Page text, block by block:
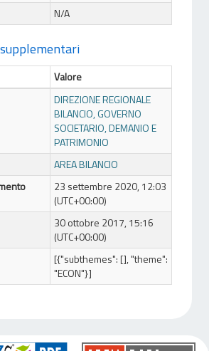
N/A
Valore
DIREZIONE REGIONALE
BILANCIO, GOVERNO
SOCIETARIO, DEMANIO E
PATRIMONIO
AREA BILANCIO
23 settembre 2020, 12:03
(UTC+00:00)
30 ottobre 2017, 15:16
(UTC+00:00)
[{"subthemes": [], "theme":
"ECON"}]